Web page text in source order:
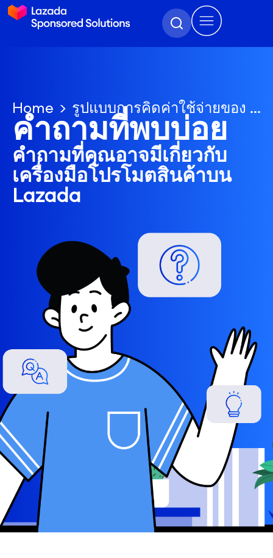
Home รูปแบบการคิดค่าใช้จ่ายของ โปรโมตผ่านสื่อภายนอก เป็นอย่างไร
คำถามที่พบบ่อย
คำถามที่คุณอาจมีเกี่ยวกับ
เครื่องมือโปรโมตสินค้าบน
Lazada